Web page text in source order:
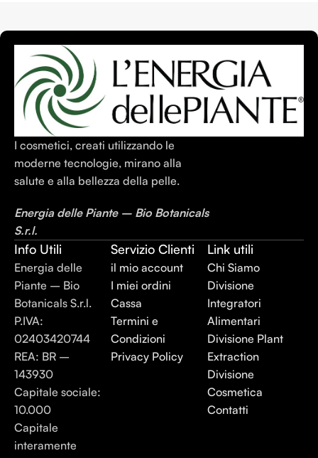
I cosmetici, creati utilizzando le
moderne tecnologie, mirano alla
salute e alla bellezza della pelle.
Energia delle Piante – Bio Botanicals
S.r.l.
Info Utili
Energia delle
Piante – Bio
Botanicals S.r.l.
P.IVA:
02403420744
REA: BR –
143930
Capitale sociale:
10.000
Capitale
interamente
Servizio Clienti
il mio account
I miei ordini
Cassa
Termini e
Condizioni
Privacy Policy
Link utili
Chi Siamo
Divisione
Integratori
Alimentari
Divisione Plant
Extraction
Divisione
Cosmetica
Contatti